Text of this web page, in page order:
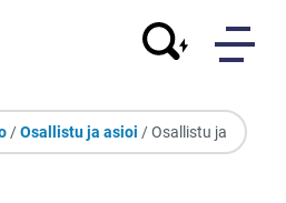
/Osallistu ja asioi / Osallistu ja